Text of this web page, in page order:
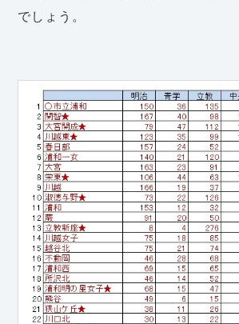
でしょう。